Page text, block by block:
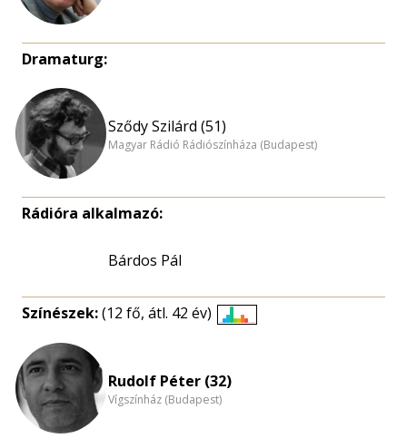
Dramaturg:
Sződy Szilárd (51)
Magyar Rádió Rádiószínháza (Budapest)
Rádióra alkalmazó:
Bárdos Pál
Színészek:(12 fő, átl. 42 év)
Életkori
Rudolf Péter (32)
Vígszínház (Budapest)